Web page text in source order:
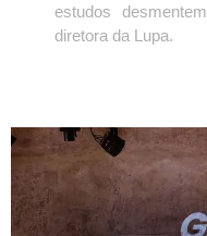
estudos
diretora da Lupa.